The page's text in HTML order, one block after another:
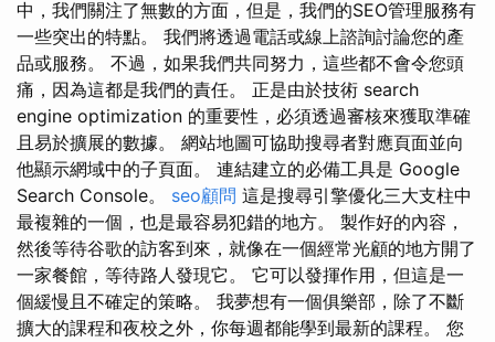
中，我們關注了無數的方面，但是，我們的SEO管理服務有
一些突出的特點。 我們將透過電話或線上諮詢討論您的產
品或服務。 不過，如果我們共同努力，這些都不會令您頭
痛，因為這都是我們的責任。 正是由於技術 search
engine optimization 的重要性，必須透過審核來獲取準確
且易於擴展的數據。 網站地圖可協助搜尋者對應頁面並向
他顯示網域中的子頁面。 連結建立的必備工具是 Google
Search Console。 seo顧問 這是搜尋引擎優化三大支柱中
最複雜的一個，也是最容易犯錯的地方。 製作好的內容，
然後等待谷歌的訪客到來，就像在一個經常光顧的地方開了
一家餐館，等待路人發現它。 它可以發揮作用，但這是一
個緩慢且不確定的策略。 我夢想有一個俱樂部，除了不斷
擴大的課程和夜校之外，你每週都能學到最新的課程。 您